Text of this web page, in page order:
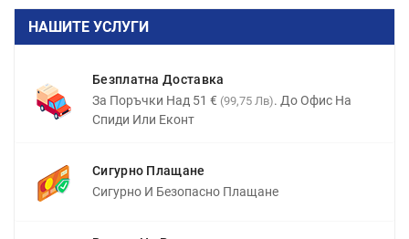
НАШИТЕ УСЛУГИ
Безплатна Доставка
За Поръчки Над 51 € (99,75 Лв). До Офис На
Спиди Или Еконт
Сигурно Плащане
Сигурно И Безопасно Плащане